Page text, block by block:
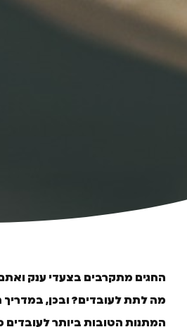
החגים מתקרבים בצעדי ענק
מה לתת לעובדים? ובכן, במדריך
המתנות הטובות ביותר לעובדים